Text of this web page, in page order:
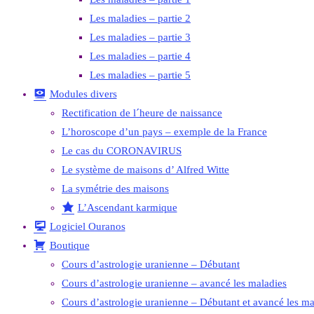
Les maladies – partie 2
Les maladies – partie 3
Les maladies – partie 4
Les maladies – partie 5
Modules divers
Rectification de l´heure de naissance
L’horoscope d’un pays – exemple de la France
Le cas du CORONAVIRUS
Le système de maisons d’ Alfred Witte
La symétrie des maisons
L’Ascendant karmique
Logiciel Ouranos
Boutique
Cours d’astrologie uranienne – Débutant
Cours d’astrologie uranienne – avancé les maladies
Cours d’astrologie uranienne – Débutant et avancé les